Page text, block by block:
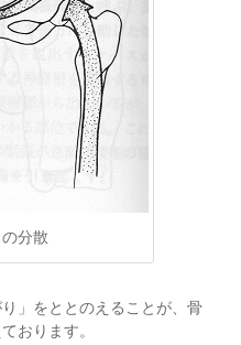
分散
」をととのえることが、骨
おります。